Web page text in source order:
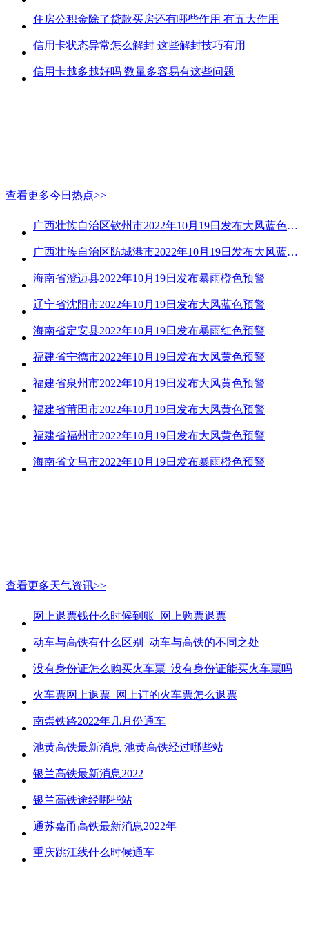
住房公积金除了贷款买房还有哪些作用 有五大作用
信用卡状态异常怎么解封 这些解封技巧有用
信用卡越多越好吗 数量多容易有这些问题
查看更多今日热点>>
广西壮族自治区钦州市2022年10月19日发布大风蓝色预警
广西壮族自治区防城港市2022年10月19日发布大风蓝色预警
海南省澄迈县2022年10月19日发布暴雨橙色预警
辽宁省沈阳市2022年10月19日发布大风蓝色预警
海南省定安县2022年10月19日发布暴雨红色预警
福建省宁德市2022年10月19日发布大风黄色预警
福建省泉州市2022年10月19日发布大风黄色预警
福建省莆田市2022年10月19日发布大风黄色预警
福建省福州市2022年10月19日发布大风黄色预警
海南省文昌市2022年10月19日发布暴雨橙色预警
查看更多天气资讯>>
网上退票钱什么时候到账_网上购票退票
动车与高铁有什么区别_动车与高铁的不同之处
没有身份证怎么购买火车票_没有身份证能买火车票吗
火车票网上退票_网上订的火车票怎么退票
南崇铁路2022年几月份通车
池黄高铁最新消息 池黄高铁经过哪些站
银兰高铁最新消息2022
银兰高铁途经哪些站
通苏嘉甬高铁最新消息2022年
重庆跳江线什么时候通车